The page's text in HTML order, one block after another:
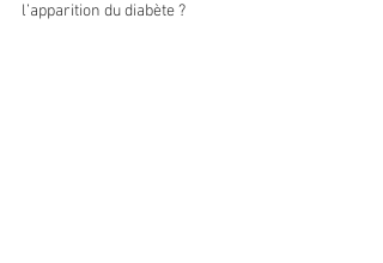
l’apparition du diabète ?